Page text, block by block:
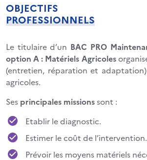
OBJECTIFS
PROFESSIONNELS
Le titulaire d’un BAC PRO
option A : Matériels Agricoles
(entretien, réparation et
agricoles.
Ses principales missionssont :
Etablir le diagnostic.
Estimer le coût de l’intervention.
Prévoir les moyens matériels